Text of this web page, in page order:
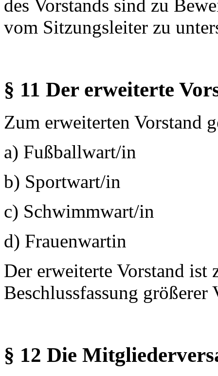
des Vorstands sind zu
vom Sitzungsleiter zu
§ 11 Der erweiterte
Zum erweiterten Vorstand
a) Fußballwart/in
b) Sportwart/in
c) Schwimmwart/in
d) Frauenwartin
Der erweiterte Vorstand ist
Beschlussfassung
§ 12 Die